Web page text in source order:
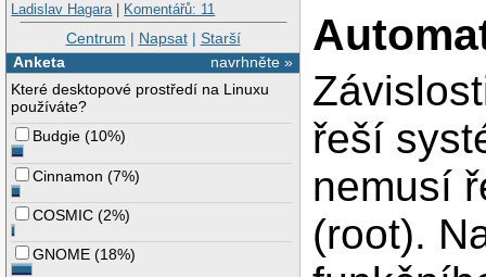
Ladislav Hagara| Komentářů: 11
Centrum | Napsat| Starší
navrhněte »
Anketa
Které desktopové prostředí na Linuxu
používáte?
Budgie (10%)
Cinnamon (7%)
COSMIC (2%)
GNOME (18%)
řeší
nemusí
(root).